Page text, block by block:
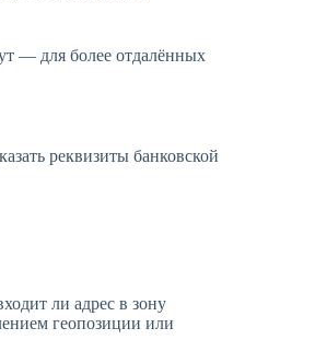
— для более отдалённых
реквизиты банковской
ли адрес в зону
геопозиции или